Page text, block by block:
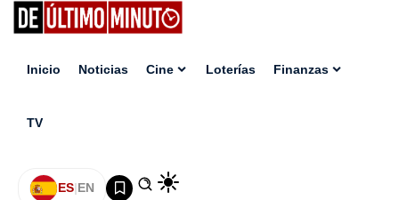
Inicio Noticias Cine Loterías Finanzas
TV
ES|EN